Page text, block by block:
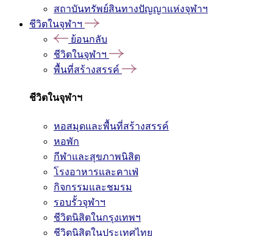
สถาบันทรัพย์สินทางปัญญาแห่งจุฬาฯ
ชีวิตในจุฬาฯ
ย้อนกลับ
ชีวิตในจุฬาฯ
พื้นที่สร้างสรรค์
ชีวิตในจุฬาฯ
หอสมุดและพื้นที่สร้างสรรค์
หอพัก
กีฬาและสุขภาพนิสิต
โรงอาหารและคาเฟ่
กิจกรรมและชมรม
รอบรั้วจุฬาฯ
ชีวิตนิสิตในกรุงเทพฯ
ชีวิตนิสิตในประเทศไทย